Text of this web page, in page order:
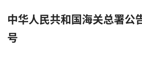
中华人民共和国海关总署公
号